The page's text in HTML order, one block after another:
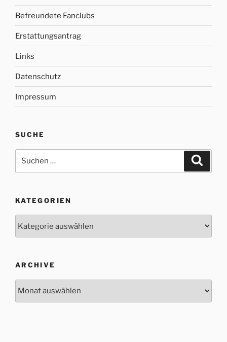
Befreundete Fanclubs
Erstattungsantrag
Links
Datenschutz
Impressum
SUCHE
nach:
KATEGORIEN
ARCHIVE